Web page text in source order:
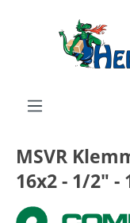
MSVR
16x2 - 1/2" -